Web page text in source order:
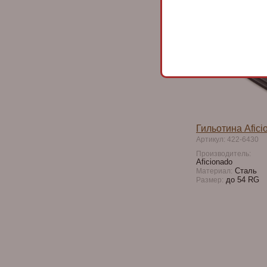
Гильотина
Артикул: 422-6430
Производитель:
Aficionado
Материал: Сталь
Размер: до 54 RG